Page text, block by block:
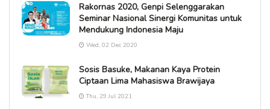
Rakornas 2020, Genpi Selenggarakan
Seminar Nasional Sinergi Komunitas untuk
Mendukung Indonesia Maju
Wed, 02 Dec 2020
Sosis Basuke, Makanan Kaya Protein
Ciptaan Lima Mahasiswa Brawijaya
Thu, 29 Jul 2021